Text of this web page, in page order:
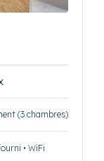
(3 chambres)
• WiFi